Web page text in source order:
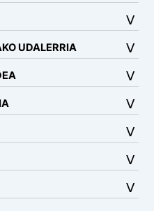
UDALERRIA